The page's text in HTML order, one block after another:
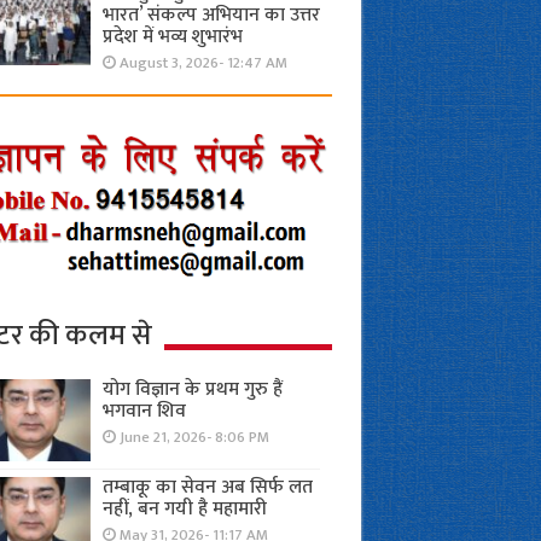
भारत’ संकल्प अभियान का उत्तर
प्रदेश में भव्य शुभारंभ
August 3, 2026- 12:47 AM
की कलम से
योग विज्ञान के प्रथम गुरु हैं
भगवान शिव
June 21, 2026- 8:06 PM
तम्बाकू का सेवन अब सिर्फ लत
नहीं, बन गयी है महामारी